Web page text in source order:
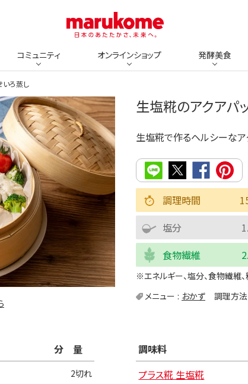
コミュニティ オンラインショップ 発酵美食
いろ蒸し
生塩糀のアクアパ
生塩糀で作るヘルシーなア
調理時間
塩分
食物繊維
※エネルギー、塩分、食物繊維
メニュー
おかず 調理方法
分量
2切れ
調味料
プラス糀 生塩糀